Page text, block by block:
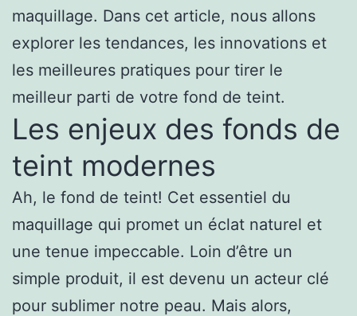
maquillage. Dans cet article, nous allons
explorer les tendances, les innovations et
les meilleures pratiques pour tirer le
meilleur parti de votre fond de teint.
Les enjeux des fonds de
teint modernes
Ah, le fond de teint! Cet essentiel du
maquillage qui promet un éclat naturel et
une tenue impeccable. Loin d’être un
simple produit, il est devenu un acteur clé
pour sublimer notre peau. Mais alors,